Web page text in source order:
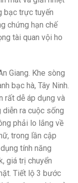
bạc trực tuyến
chứng hạn chế
tài quan vội ho
Giang. Khe sòng
bạc hà, Tây Ninh.
rất dễ áp dụng và
ra cuộc sống
phải lo lắng về
trong lần cập
tính năng
giá trị chuyển
Tiết lộ 3 bước